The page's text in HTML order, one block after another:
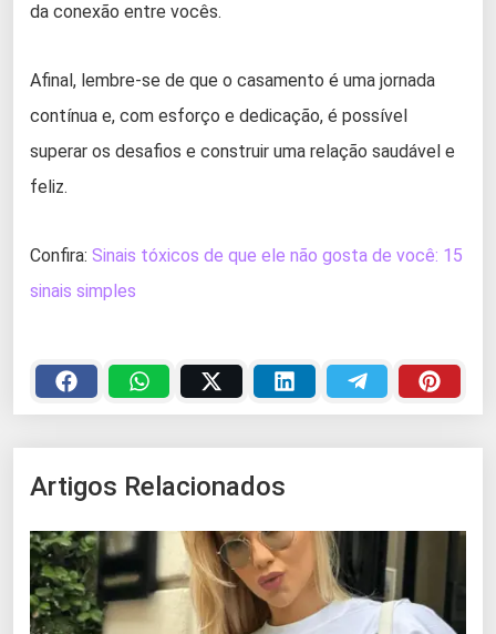
da conexão entre vocês.
Afinal, lembre-se de que o casamento é uma jornada
contínua e, com esforço e dedicação, é possível
superar os desafios e construir uma relação saudável e
feliz.
Confira: Sinais tóxicos de que ele não gosta de você: 15
sinais simples
Artigos Relacionados